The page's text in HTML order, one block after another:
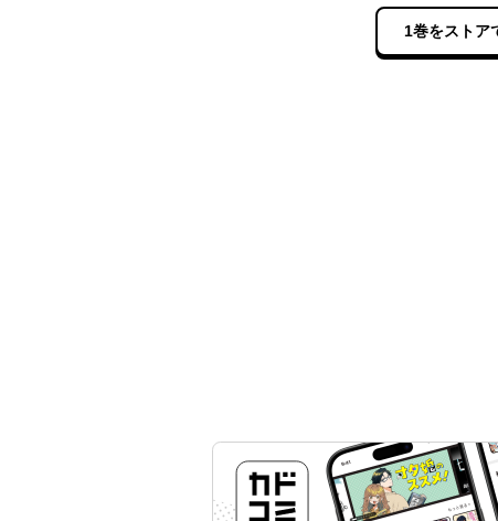
1巻をストア